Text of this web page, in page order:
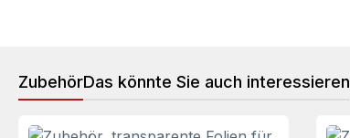
ZubehörDas könnte Sie auch interessieren
Produktgalerie überspringen